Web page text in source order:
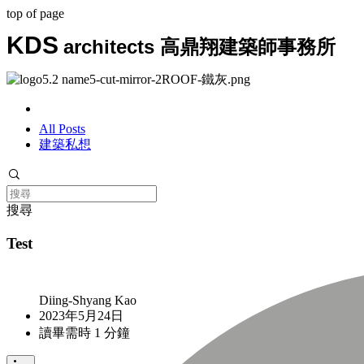
top of page
KDS architects 高鼎翔建築師事務所
All Posts
建築私想
搜尋
Test
Diing-Shyang Kao
2023年5月24日
讀畢需時 1 分鐘